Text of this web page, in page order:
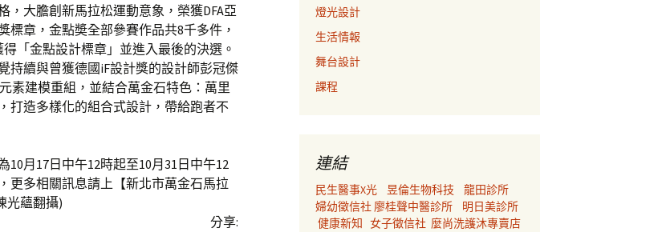
，大膽創新馬拉松運動意象，榮獲DFA亞
章，金點奬全部參賽作品共8千多件，
「金點設計標章」並進入最後的決選。
持續與曾獲德國iF設計獎的設計師彭冠傑
素建模重組，並結合萬金石特色：萬里
打造多樣化的組合式設計，帶給跑者不
10月17日中午12時起至10月31日中午12
更多相關訊息請上【新北市萬金石馬拉
光蘊翻攝)
分享:
燈光設計
生活情報
舞台設計
課程
連結
民生醫事X光 昱倫生物科技
龍田診所
婦幼徵信社 廖桂聲中醫診所
明日美診所
健康新知 女子徵信社 麼尚洗護沐專賣店